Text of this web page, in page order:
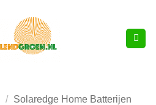
/ Solaredge Home Batterijen